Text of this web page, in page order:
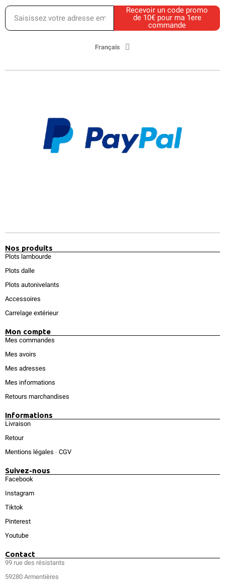
Recevoir un code promo
de 10€ pour ma 1ere
commande
Français
Nos produits
Plots lambourde
Plots dalle
Plots autonivelants
Accessoires
Carrelage extérieur
Mon compte
Mes commandes
Mes avoirs
Mes adresses
Mes informations
Retours marchandises
Informations
Livraison
Retour
Mentions légales - CGV
Suivez-nous
Facebook
Instagram
Tiktok
Pinterest
Youtube
Contact
99 rue des résistants
59280 Armentières